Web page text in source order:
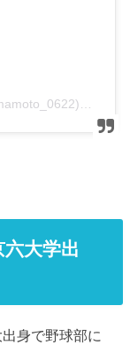
大学出
身で野球部に